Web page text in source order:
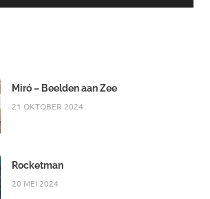
Miró – Beelden aan Zee
21 OKTOBER 2024
Rocketman
20 MEI 2024